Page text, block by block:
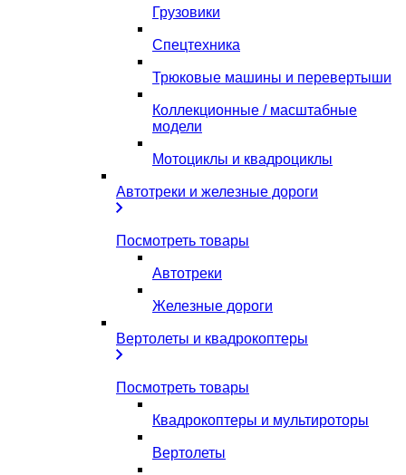
Грузовики
Спецтехника
Трюковые машины и перевертыши
Коллекционные / масштабные
модели
Мотоциклы и квадроциклы
Автотреки и железные дороги
Посмотреть товары
Автотреки
Железные дороги
Вертолеты и квадрокоптеры
Посмотреть товары
Квадрокоптеры и мультироторы
Вертолеты